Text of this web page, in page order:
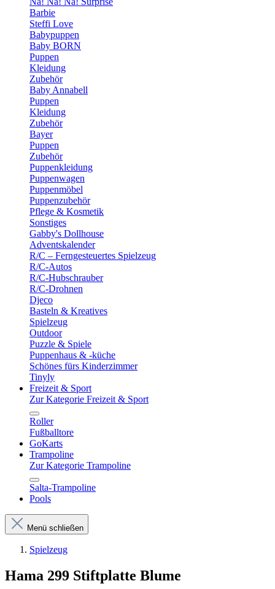
Barbie
Steffi Love
Babypuppen
Baby BORN
Puppen
Kleidung
Zubehör
Baby Annabell
Puppen
Kleidung
Zubehör
Bayer
Puppen
Zubehör
Puppenkleidung
Puppenwagen
Puppenmöbel
Puppenzubehör
Pflege & Kosmetik
Sonstiges
Gabby's Dollhouse
Adventskalender
R/C – Ferngesteuertes Spielzeug
R/C-Autos
R/C-Hubschrauber
R/C-Drohnen
Djeco
Basteln & Kreatives
Spielzeug
Outdoor
Puzzle & Spiele
Puppenhaus & -küche
Schönes fürs Kinderzimmer
Tinyly
Freizeit & Sport
Zur Kategorie Freizeit & Sport
Roller
Fußballtore
GoKarts
Trampoline
Zur Kategorie Trampoline
Salta-Trampoline
Pools
Menü schließen
Spielzeug
Hama 299 Stiftplatte Blume